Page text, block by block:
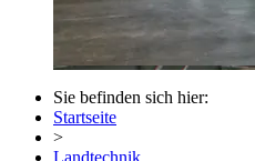
Sie befinden sich hier:
Startseite
>
Landtechnik